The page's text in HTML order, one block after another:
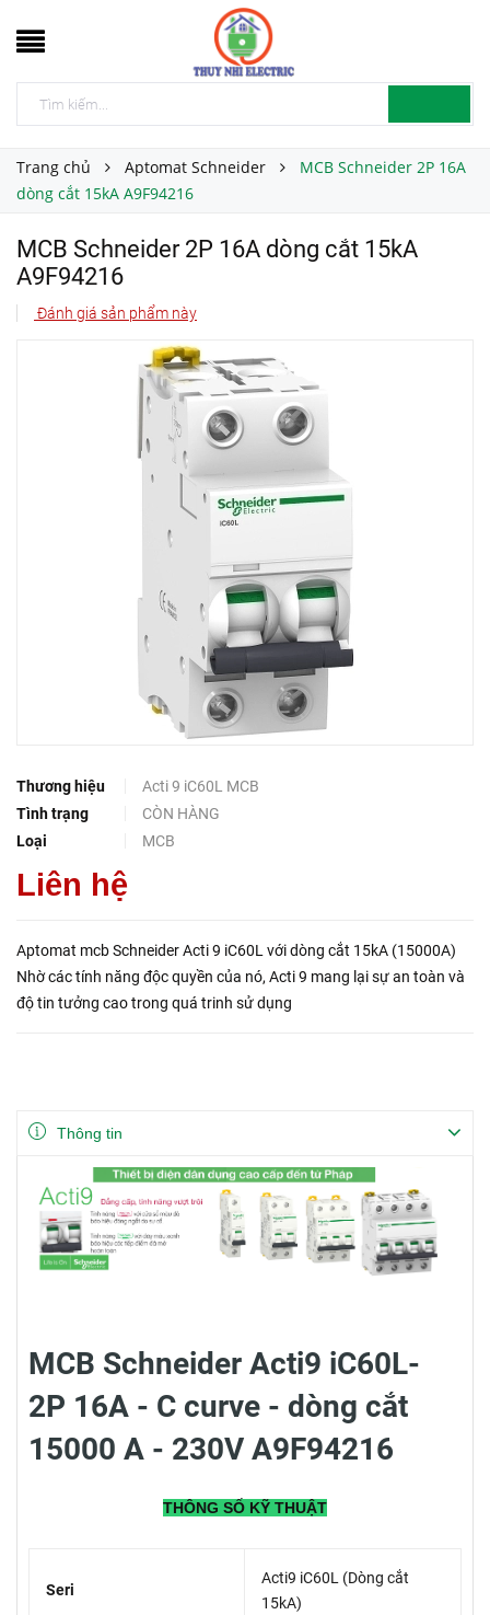
Trang chủ Aptomat Schneider
MCB Schneider 2P 16A
dòng cắt 15kA A9F94216
MCB Schneider 2P 16A dòng cắt 15kA
A9F94216
Đánh giá sản phẩm này
Thương hiệu
Acti 9 iC60L MCB
Tình trạng
CÒN HÀNG
Loại
MCB
Liên hệ
Aptomat mcb Schneider Acti 9 iC60L với dòng cắt 15kA (15000A)
Nhờ các tính năng độc quyền của nó, Acti 9 mang lại sự an toàn và
độ tin tưởng cao trong quá trinh sử dụng
Thông tin
MCB Schneider Acti9 iC60L-
2P 16A - C curve - dòng cắt
15000 A - 230V A9F94216
THÔNG SỐ KỸ THUẬT
Seri
Acti9 iC60L (Dòng cắt
15kA)